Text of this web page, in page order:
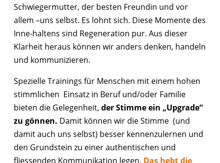
Schwiegermutter, der besten Freundin und vor
allem –uns selbst. Es lohnt sich. Diese Momente des
Inne-haltens sind Regeneration pur. Aus dieser
Klarheit heraus können wir anders denken, handeln
und kommunizieren.
Spezielle Trainings für Menschen mit einem hohen
stimmlichen Einsatz in Beruf und/oder Familie
bieten die Gelegenheit, der Stimme ein „Upgrade“
zu gönnen. Damit können wir die Stimme (und
damit auch uns selbst) besser kennenzulernen und
den Grundstein zu einer authentischen und
fliessenden Kommunikation legen. Das hebt die